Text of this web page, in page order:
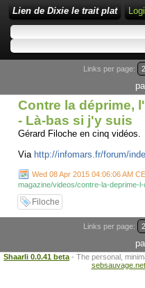
Lien de Dixie le trait plat
Links per page:
Contre la déprime,
- Là-bas si j'y suis
Gérard Filoche en cinq vidéos.
Via http://infomars.fr/forum/
Wed 08 Apr 2015 04:06:06 AM
magazine/videos/contre-la-deprime-
Filoche
Links per page:
Shaarli 0.0.41 beta - The personal,
sebsauvage.net